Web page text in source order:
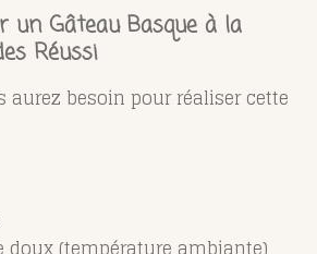
un Gâteau Basque à la
Réussi
aurez besoin pour réaliser cette